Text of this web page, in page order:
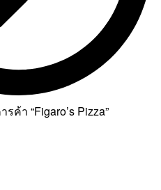
ค้า “Figaro’s Pizza”